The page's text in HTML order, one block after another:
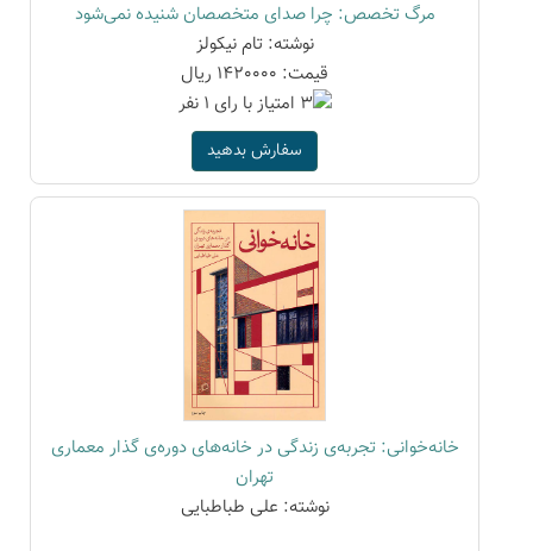
مرگ تخصص: چرا صدای متخصصان شنیده نمی‌شود
نوشته: تام نیکولز
قیمت: 1420000 ریال
سفارش بدهید
خانه‌خوانی: تجربه‌ی زندگی در خانه‌های دوره‌ی گذار معماری
تهران
نوشته: علی طباطبایی